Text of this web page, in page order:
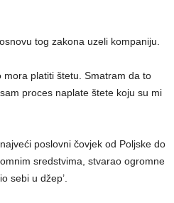
tog zakona uzeli kompaniju.
mora platiti štetu. Smatram da to
proces naplate štete koju su mi
poslovni čovjek od Poljske do
sredstvima, stvarao ogromne
sebi u džep’.